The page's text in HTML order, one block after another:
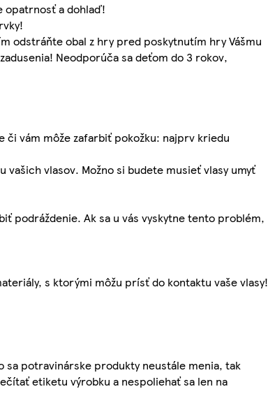
opatrnosť a dohlaď!
odstráňte obal z hry pred poskytnutím hry Vášmu
Neodporúča sa deťom do 3 rokov,
vám môže zafarbiť pokožku: najprv kriedu
vlasov. Možno si budete musieť vlasy umyť
podráždenie. Ak sa u vás vyskytne tento problém,
s ktorými môžu prísť do kontaktu vaše vlasy!
potravinárske produkty neustále menia, tak
etiketu výrobku a nespoliehať sa len na